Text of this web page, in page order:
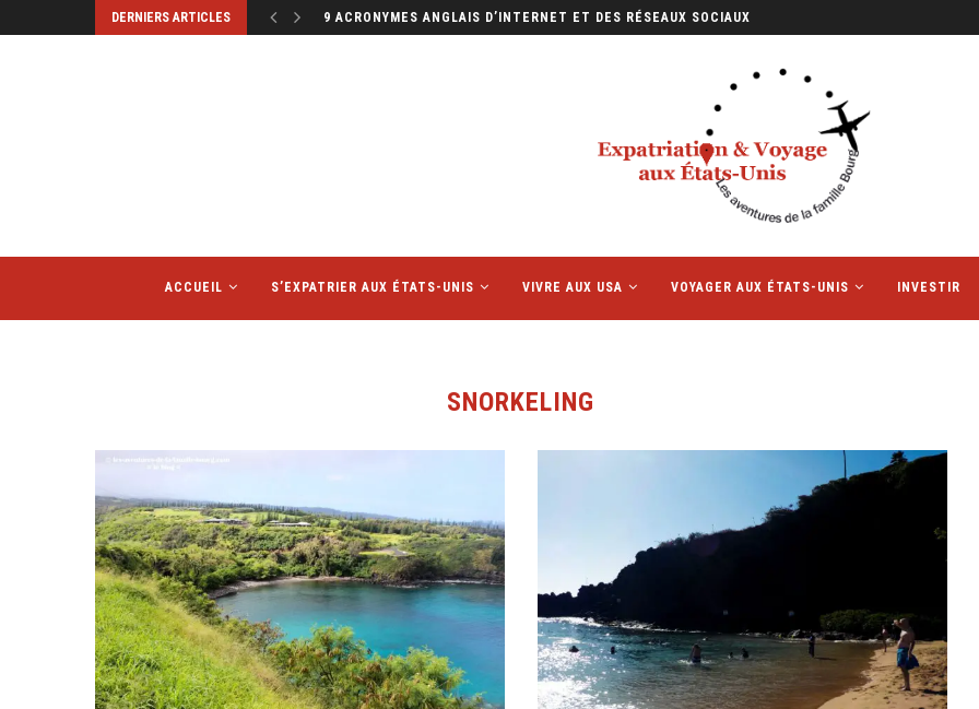
DERNIERS ARTICLES 9 ACRONYMES ANGLAIS D’INTERNET ET DES RÉSEAUX SOCIAUX
ACCUEIL S’EXPATRIER AUX ÉTATS-UNIS VIVRE AUX USA VOYAGER AUX ÉTATS-UNIS INVESTIR
SNORKELING